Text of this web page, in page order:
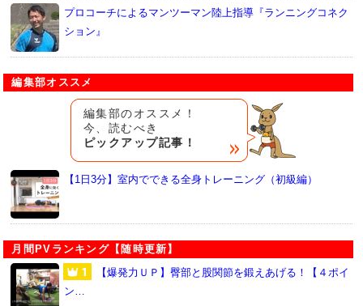
プロコーチによるマンツーマン陸上指導『ランニングコネク
ション』
編集部オススメ
編集部のオススメ！
今、読むべき
ピックアップ記事！
【1日3分】室内でできる全身トレーニング（初級編）
月間PVランキング【随時更新】
【爆発力ＵＰ】臀部と股関節を鍛えあげる！【４ポイ
ン…